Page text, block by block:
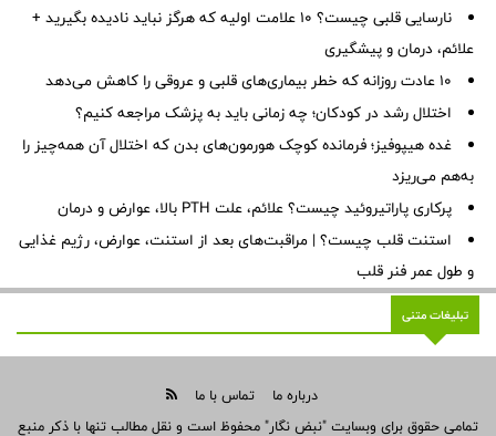
نارسایی قلبی چیست؟ ۱۰ علامت اولیه که هرگز نباید نادیده بگیرید +
علائم، درمان و پیشگیری
۱۰ عادت روزانه که خطر بیماری‌های قلبی و عروقی را کاهش می‌دهد
اختلال رشد در کودکان؛ چه زمانی باید به پزشک مراجعه کنیم؟
غده هیپوفیز؛ فرمانده کوچک هورمون‌های بدن که اختلال آن همه‌چیز را
به‌هم می‌ریزد
پرکاری پاراتیروئید چیست؟ علائم، علت PTH بالا، عوارض و درمان
استنت قلب چیست؟ | مراقبت‌های بعد از استنت، عوارض، رژیم غذایی
و طول عمر فنر قلب
تبلیغات متنی
درباره ما
تماس با ما
تمامی حقوق برای وبسایت "نبض نگار" محفوظ است و نقل مطالب تنها با ذکر منبع